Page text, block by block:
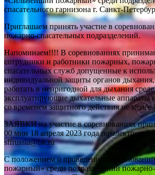
спасательного гарнизона г. Санкт-
Приглашаем принять участие в
пожарно-спасательных подразделений.
Напоминаем!!!! В соревнованиях
сотрудники и работники пожарных,
спасательных служб допущенные к
индивидуальной защиты органов
работать в непригодной для дыхания
эксплуатирующие дыхательные аппараты
со временем защитного действия не менее
ЗАЯВКИ на участие в соревнованиях
00 мин 18 апреля 2023 года по
sffrussia@bk.ru
С положением о проведении
пожарный» среди подразделений пожарно-